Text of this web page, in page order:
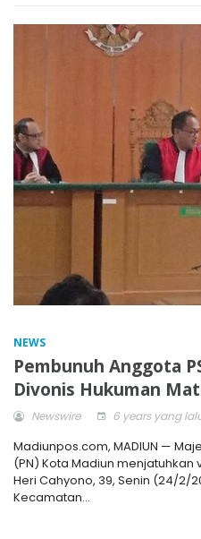
NEWS
Pembunuh Anggota
Divonis Hukuman
Newswire 6 years yang
Madiunpos.com, MADIUN —
(PN) Kota Madiun
Heri Cahyono, 39, Senin (24/2/
Kecamatan...